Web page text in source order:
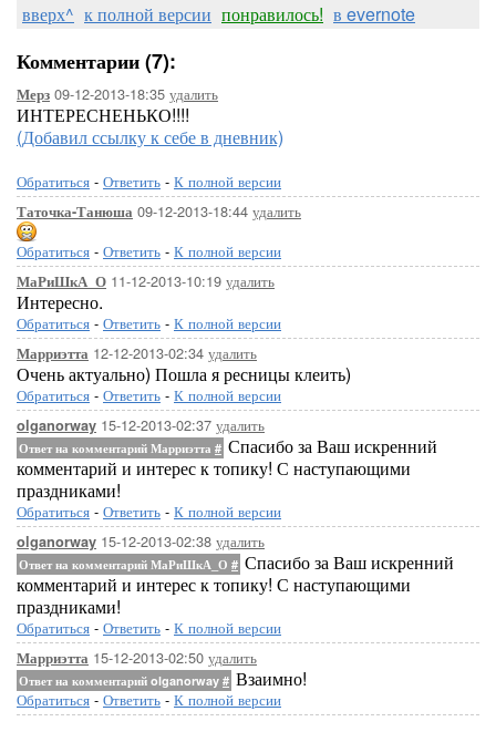
вверх^ к полной версии понравилось! в evernote
Комментарии (7):
Мерз 09-12-2013-18:35 удалить
ИНТЕРЕСНЕНЬКО!!!!
(Добавил ссылку к себе в дневник)
Обратиться - Ответить - К полной версии
Таточка-Танюша 09-12-2013-18:44 удалить
Обратиться - Ответить - К полной версии
МаРиШкА_О 11-12-2013-10:19 удалить
Интересно.
Обратиться - Ответить - К полной версии
Марриэтта 12-12-2013-02:34 удалить
Очень актуально) Пошла я ресницы клеить)
Обратиться - Ответить - К полной версии
olganorway 15-12-2013-02:37 удалить
Ответ на комментарий Марриэтта # Спасибо за Ваш искренний
комментарий и интерес к топику! С наступающими
праздниками!
Обратиться - Ответить - К полной версии
olganorway 15-12-2013-02:38 удалить
Ответ на комментарий МаРиШкА_О # Спасибо за Ваш искренний
комментарий и интерес к топику! С наступающими
праздниками!
Обратиться - Ответить - К полной версии
Марриэтта 15-12-2013-02:50 удалить
Ответ на комментарий olganorway # Взаимно!
Обратиться - Ответить - К полной версии